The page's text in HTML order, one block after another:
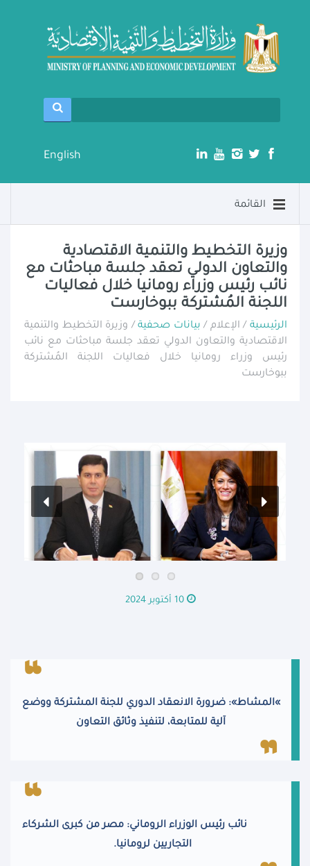
English
القائمة
وزيرة التخطيط والتنمية الاقتصادية
والتعاون الدولي تعقد جلسة مباحثات مع
نائب رئيس وزراء رومانيا خلال فعاليات
اللجنة المُشتركة ببوخارست
الرئيسية/ الإعلام / بيانات صحفية/ وزيرة التخطيط والتنمية
الاقتصادية والتعاون الدولي تعقد جلسة مباحثات مع نائب
رئيس وزراء رومانيا خلال فعاليات اللجنة المُشتركة
ببوخارست
10 أكتوبر 2024
«المشاط»: ضرورة الانعقاد الدوري للجنة المشتركة ووضع
آلية للمتابعة، لتنفيذ وثائق التعاون
نائب رئيس الوزراء الروماني: مصر من كبرى الشركاء
التجاريين لرومانيا.